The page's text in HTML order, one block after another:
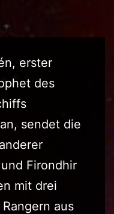
erster
des
sendet die
Firondhir
mit drei
aus